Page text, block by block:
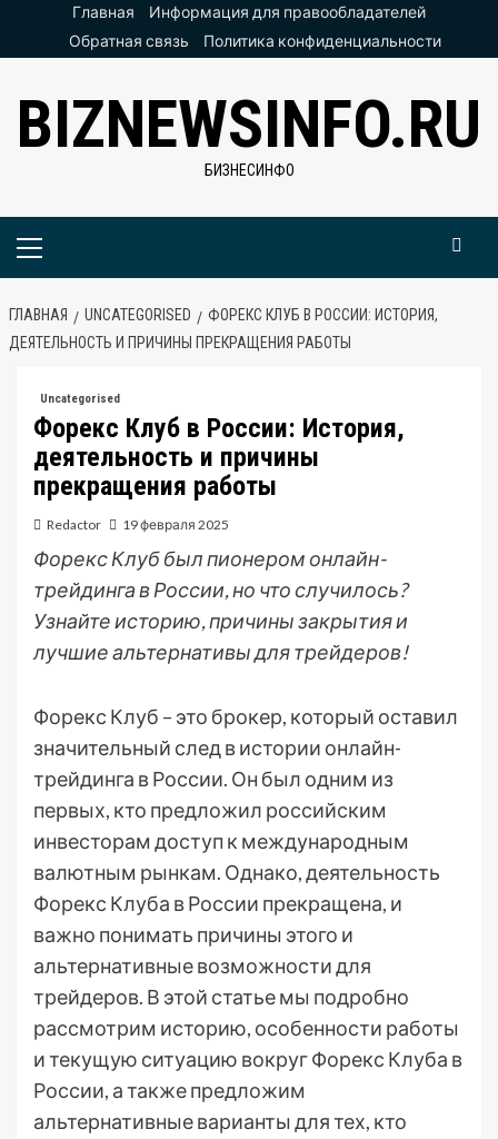
ПерейтиГлавная
Информация для правообладателей
Обратная связь
Политика конфиденциальности
BIZNEWSINFO.RU
БИЗНЕСИНФО
Основное
ГЛАВНАЯ UNCATEGORISED
ФОРЕКС КЛУБ В РОССИИ: ИСТОРИЯ,
ДЕЯТЕЛЬНОСТЬ И ПРИЧИНЫ ПРЕКРАЩЕНИЯ РАБОТЫ
Uncategorised
Форекс Клуб в России: История,
деятельность и причины
прекращения работы
Redactor 19 февраля 2025
Форекс Клуб был пионером онлайн-
трейдинга в России, но что случилось?
Узнайте историю, причины закрытия и
лучшие альтернативы для трейдеров!
Форекс Клуб – это брокер, который оставил
значительный след в истории онлайн-
трейдинга в России. Он был одним из
первых, кто предложил российским
инвесторам доступ к международным
валютным рынкам. Однако, деятельность
Форекс Клуба в России прекращена, и
важно понимать причины этого и
альтернативные возможности для
трейдеров. В этой статье мы подробно
рассмотрим историю, особенности работы
и текущую ситуацию вокруг Форекс Клуба в
России, а также предложим
альтернативные варианты для тех, кто